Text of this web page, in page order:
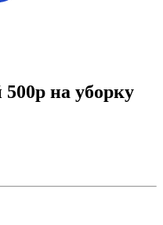
на уборку